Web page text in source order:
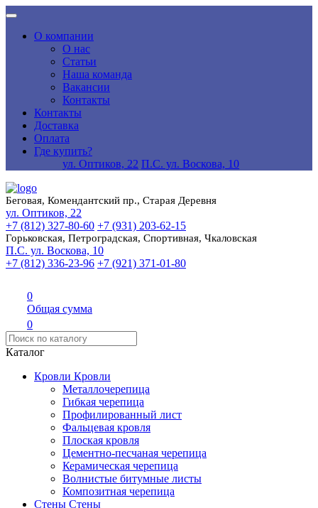
О компании
О нас
Статьи
Наша команда
Вакансии
Контакты
Контакты
Доставка
Оплата
Где купить?
ул. Оптиков, 22 П.С. ул. Воскова, 10
Беговая, Комендантский пр., Старая Деревня
ул. Оптиков, 22
+7 (812) 327-80-60 +7 (931) 203-62-15
Горьковская, Петроградская, Спортивная, Чкаловская
П.С. ул. Воскова, 10
+7 (812) 336-23-96 +7 (921) 371-01-80
0
Общая сумма
0
Каталог
Кровли Кровли
Металлочерепица
Гибкая черепица
Профилированный лист
Фальцевая кровля
Плоская кровля
Цементно-песчаная черепица
Керамическая черепица
Волнистые битумные листы
Композитная черепица
Стены Стены